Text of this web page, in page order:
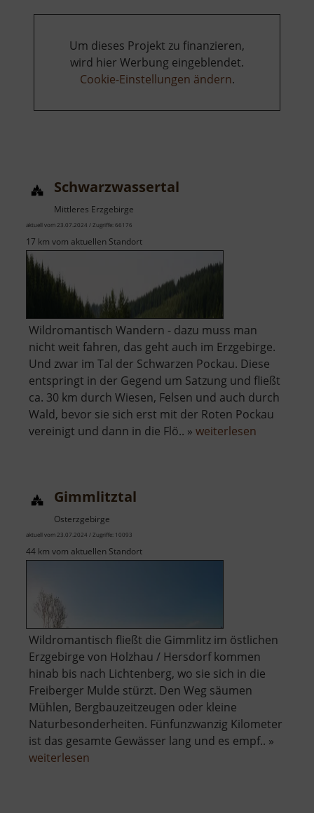
Um dieses Projekt zu finanzieren,
wird hier Werbung eingeblendet.
Cookie-Einstellungen ändern.
Schwarzwassertal
Mittleres Erzgebirge
aktuell vom 23.07.2024 / Zugriffe: 66176
17 km vom aktuellen Standort
Wildromantisch Wandern - dazu muss man
nicht weit fahren, das geht auch im Erzgebirge.
Und zwar im Tal der Schwarzen Pockau. Diese
entspringt in der Gegend um Satzung und fließt
ca. 30 km durch Wiesen, Felsen und auch durch
Wald, bevor sie sich erst mit der Roten Pockau
vereinigt und dann in die Flö.. » weiterlesen
Gimmlitztal
Osterzgebirge
aktuell vom 23.07.2024 / Zugriffe: 10093
44 km vom aktuellen Standort
Wildromantisch fließt die Gimmlitz im östlichen
Erzgebirge von Holzhau / Hersdorf kommen
hinab bis nach Lichtenberg, wo sie sich in die
Freiberger Mulde stürzt. Den Weg säumen
Mühlen, Bergbauzeitzeugen oder kleine
Naturbesonderheiten. Fünfunzwanzig Kilometer
ist das gesamte Gewässer lang und es empf.. »
weiterlesen